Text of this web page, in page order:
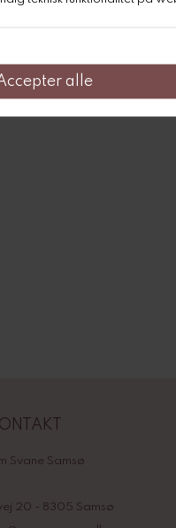
certificeret – sourcet og
deres naturlig tone uden
og nøjagtig som du vil
Svane Samsø
20 - 8305 Samsø